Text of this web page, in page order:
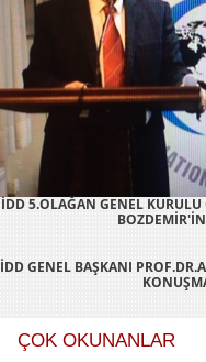
İDD 5.OLAĞAN GENEL KURULU
İDD GENEL BAŞKANI
ÇOK OKUNANLAR